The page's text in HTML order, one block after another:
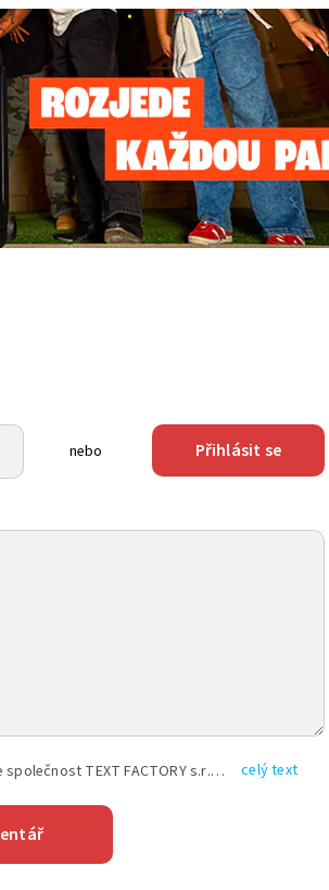
nebo Přihlásit se
Vyplněním shora uvedených údajů beru na vědomí, že společnost TEXT FACTORY s.r.o., sídlem Brno, Durďákova 336/29, Černá Pole, PSČ: 613 00, IČ: 06157831, zapsané u Krajského soudu v Brně, oddíl C, vložka 100399, bude zpracovávat mé osobní údaje uvedené v rámci mnou vyplněného registračního formuláře na základě oprávněných zájmů TEXT FACTORY s.r.o. dle čl. 6 odst. 1 písm. f) GDPR a pro splnění právních povinností (čl. 6 odst. 1 písm. c) GDPR), a to pro tyto účely: nezbytnost zajistit oprávnění návštěvníka webových stránek provozovaných společností TEXT FACTORY s.r.o. přispívat aktivně ke zveřejněným článkům nebo v rámci diskusních fór a výkon práv TEXT FACTORY s.r.o. jako administrátora těchto diskusních fór. Více informací o zpracování osobních údajů a právech lze nalézt v celý text